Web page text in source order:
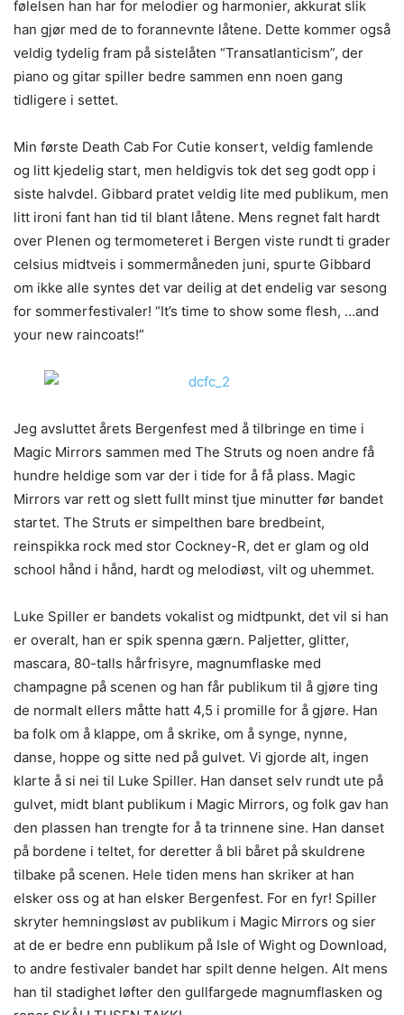
følelsen han har for melodier og harmonier, akkurat slik
han gjør med de to forannevnte låtene. Dette kommer også
veldig tydelig fram på sistelåten “Transatlanticism”, der
piano og gitar spiller bedre sammen enn noen gang
tidligere i settet.
Min første Death Cab For Cutie konsert, veldig famlende
og litt kjedelig start, men heldigvis tok det seg godt opp i
siste halvdel. Gibbard pratet veldig lite med publikum, men
litt ironi fant han tid til blant låtene. Mens regnet falt hardt
over Plenen og termometeret i Bergen viste rundt ti grader
celsius midtveis i sommermåneden juni, spurte Gibbard
om ikke alle syntes det var deilig at det endelig var sesong
for sommerfestivaler! “It’s time to show some flesh, …and
your new raincoats!”
Jeg avsluttet årets Bergenfest med å tilbringe en time i
Magic Mirrors sammen med The Struts og noen andre få
hundre heldige som var der i tide for å få plass. Magic
Mirrors var rett og slett fullt minst tjue minutter før bandet
startet. The Struts er simpelthen bare bredbeint,
reinspikka rock med stor Cockney-R, det er glam og old
school hånd i hånd, hardt og melodiøst, vilt og uhemmet.
Luke Spiller er bandets vokalist og midtpunkt, det vil si han
er overalt, han er spik spenna gærn. Paljetter, glitter,
mascara, 80-talls hårfrisyre, magnumflaske med
champagne på scenen og han får publikum til å gjøre ting
de normalt ellers måtte hatt 4,5 i promille for å gjøre. Han
ba folk om å klappe, om å skrike, om å synge, nynne,
danse, hoppe og sitte ned på gulvet. Vi gjorde alt, ingen
klarte å si nei til Luke Spiller. Han danset selv rundt ute på
gulvet, midt blant publikum i Magic Mirrors, og folk gav han
den plassen han trengte for å ta trinnene sine. Han danset
på bordene i teltet, for deretter å bli båret på skuldrene
tilbake på scenen. Hele tiden mens han skriker at han
elsker oss og at han elsker Bergenfest. For en fyr! Spiller
skryter hemningsløst av publikum i Magic Mirrors og sier
at de er bedre enn publikum på Isle of Wight og Download,
to andre festivaler bandet har spilt denne helgen. Alt mens
han til stadighet løfter den gullfargede magnumflasken og